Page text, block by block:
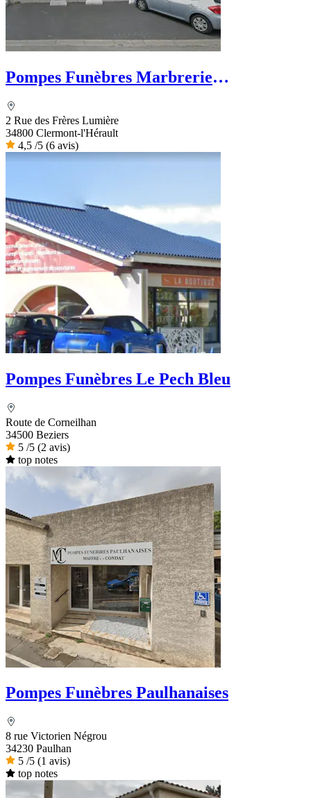
Pompes Funèbres Marbrerie
2 Rue des Frères Lumière
34800 Clermont-l'Hérault
4,5 /5 (6 avis)
Pompes Funèbres Le Pech Bleu
Route de Corneilhan
34500 Beziers
5 /5 (2 avis)
top notes
Pompes Funèbres Paulhanaises
8 rue Victorien Négrou
34230 Paulhan
5 /5 (1 avis)
top notes